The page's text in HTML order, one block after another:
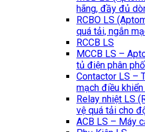
hãng, đầy đủ
RCBO LS
quá tải, ngắn
RCCB LS
MCCB LS –
tủ điện phân
Contactor LS –
mạch điều
Relay nhiệt LS
vệ quá tải cho
ACB LS – Máy